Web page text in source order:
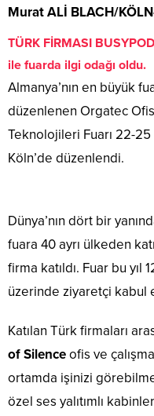
Murat ALİ BLACH/
TÜRK FİRMASI
ile fuarda ilgi odağı oldu.
Almanya’nın en büyük
düzenlenen Orgatec
Teknolojileri Fuarı 22-
Köln’de düzenlendi.
Dünya’nın dört bir
fuara 40 ayrı ülkeden
firma katıldı. Fuar bu
üzerinde ziyaretçi kabul
Katılan Türk firmaları
of Silenceofis ve
ortamda işinizi
özel ses yalıtımlı